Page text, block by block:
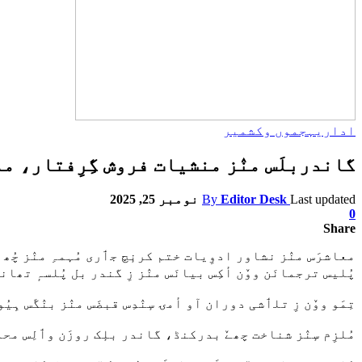
اداریہ جموں وکشمیر
گاندربلَس منٛز منشیات فروش گِرِفتار،
By Editor Desk Last updated
نومبر 25, 2025
0
Share
معاشرَس منٛز نشاور ادوِیات ختم کرنٕچ جٲری مُہمہِ منٛز
پُلیس ترجمانَن ووٚن أکِس بیانَس منٛز زِ گندر بل پُلسہٕ
تِمَو ووٚن زِ تلٲشی دوران آو أمۍ سٕنٛدِس قبضَس منٛز بنٛگَس
مُلزِم سٕنٛز شناخت چھےٚ بدرکنڈ، گاندر بلٕک روزَن وٲلِس